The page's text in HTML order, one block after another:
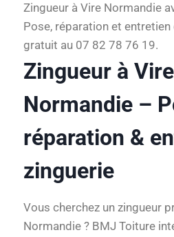
Zingueur à Vire Normandie
Pose, réparation et entretien
gratuit au 07 82 78 76 19.
Zingueur à Vire
Normandie –
réparation &
zinguerie
Vous cherchez un zingueur
Normandie ? BMJ Toiture